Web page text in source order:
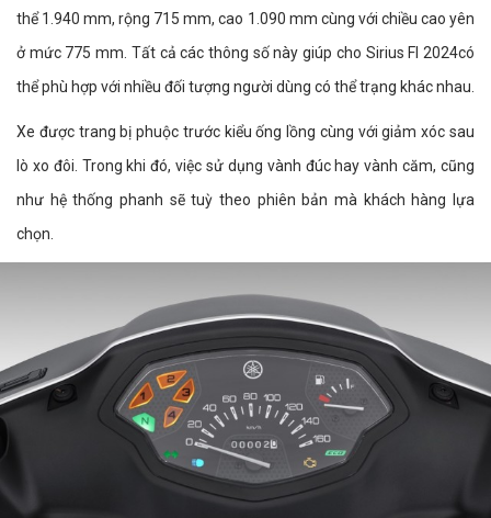
thể 1.940 mm, rộng 715 mm, cao 1.090 mm cùng với chiều cao yên
ở mức 775 mm. Tất cả các thông số này giúp cho Sirius FI 2024có
thể phù hợp với nhiều đối tượng người dùng có thể trạng khác nhau.
Xe được trang bị phuộc trước kiểu ống lồng cùng với giảm xóc sau
lò xo đôi. Trong khi đó, việc sử dụng vành đúc hay vành căm, cũng
như hệ thống phanh sẽ tuỳ theo phiên bản mà khách hàng lựa
chọn.